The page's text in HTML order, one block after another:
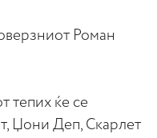
Роман
тепих ќе се
Џони Деп, Скарлет